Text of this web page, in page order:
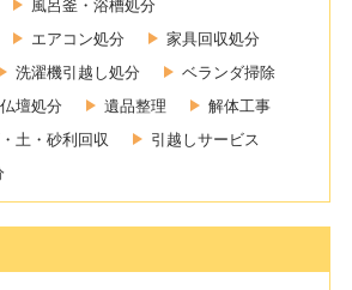
風呂釜・浴槽処分
エアコン処分
家具回収処分
洗濯機引越し処分
ベランダ掃除
仏壇処分 遺品整理
解体工事
土・砂利回収
引越しサービス